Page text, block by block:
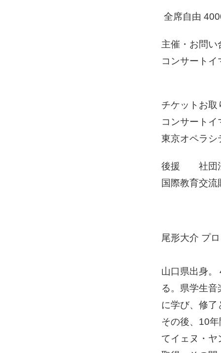
全席自由
主催・お問い
コンサート
チケットお取
コンサート
東京オペラシ
後援 社団法
国際教育交
尾形大介 プ
山口県出身。
る。県学生
に学び、修了
その後、10
てイェヌ・ヤ